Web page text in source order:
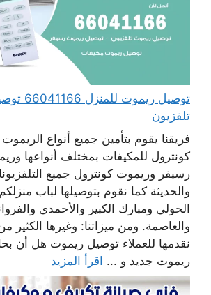
توصيل
تلفزيون
فريقنا يقوم بتأمين جميع أنواع
كونترول للمكيفات بمختلف أنواعها
رسيفر وريموت كونترول جميع
والحديثة كما نقوم بتوصيلها لباب
الحولي ومبارك الكبير والأحمدي
والعاصمة. ومن ميزاتنا: وغيرها الكثير
نقدمها للعملاء توصيل ريموت هل أن
ريموت جديد و ... اقرأ المزيد